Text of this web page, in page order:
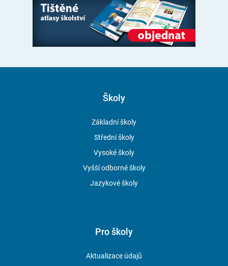
Školy
Základní školy
Střední školy
Vysoké školy
Vyšší odborné školy
Jazykové školy
Pro školy
Aktualizace údajů